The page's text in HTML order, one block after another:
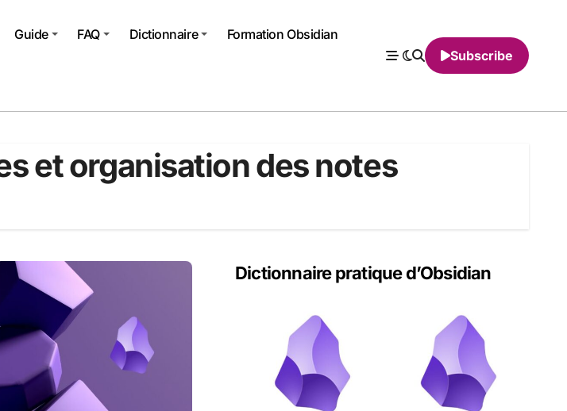
Guide FAQ Dictionnaire Formation Obsidian
Subscribe
et organisation des notes
Dictionnaire pratique d’Obsidian